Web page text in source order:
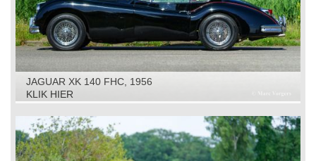
JAGUAR XK 140 FHC, 1956
KLIK HIER